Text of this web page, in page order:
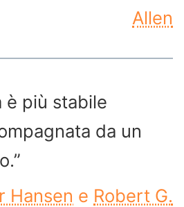
Allen
è più stabile
da un
Hansen e Robert G.